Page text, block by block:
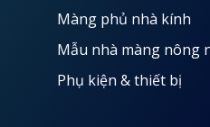
Màng phủ nhà kính
Mẫu nhà màng nông
Phụ kiện & thiết bị